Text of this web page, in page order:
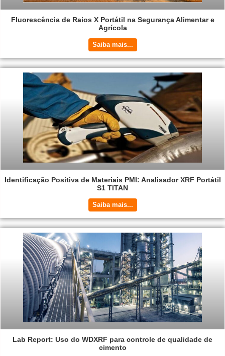
Fluorescência de Raios X Portátil na Segurança Alimentar e
Agrícola
Saiba mais...
Identificação Positiva de Materiais PMI: Analisador XRF Portátil
S1 TITAN
Saiba mais...
Lab Report: Uso do WDXRF para controle de qualidade de
cimento